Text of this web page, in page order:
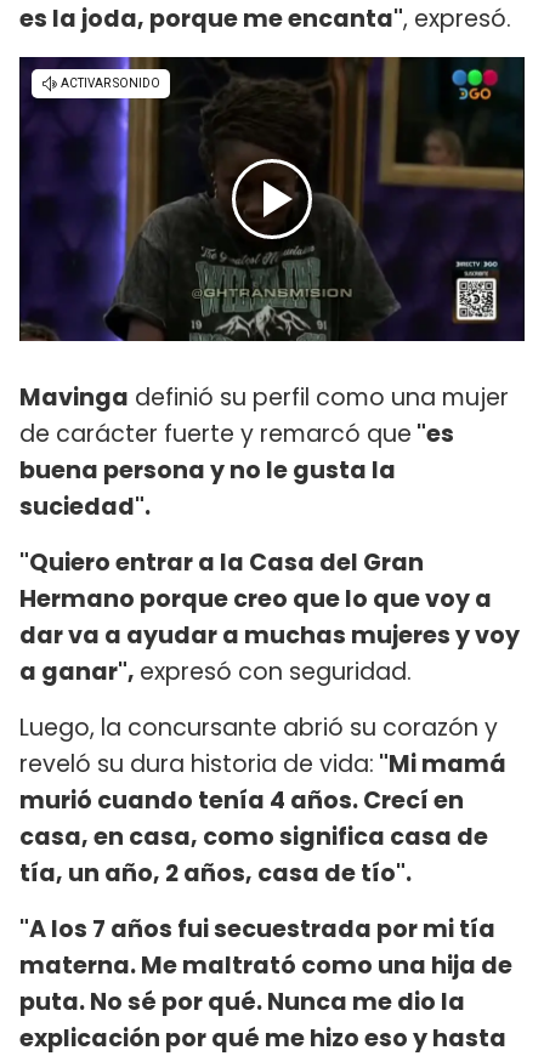
es la joda, porque me encanta", expresó.
Mavinga definió su perfil como una mujer
de carácter fuerte y remarcó que "es
buena persona y no le gusta la
suciedad".
"Quiero entrar a la Casa del Gran
Hermano porque creo que lo que voy a
dar va a ayudar a muchas mujeres y voy
a ganar", expresó con seguridad.
Luego, la concursante abrió su corazón y
reveló su dura historia de vida: "Mi mamá
murió cuando tenía 4 años. Crecí en
casa, en casa, como significa casa de
tía, un año, 2 años, casa de tío".
"A los 7 años fui secuestrada por mi tía
materna. Me maltrató como una hija de
puta. No sé por qué. Nunca me dio la
explicación por qué me hizo eso y hasta